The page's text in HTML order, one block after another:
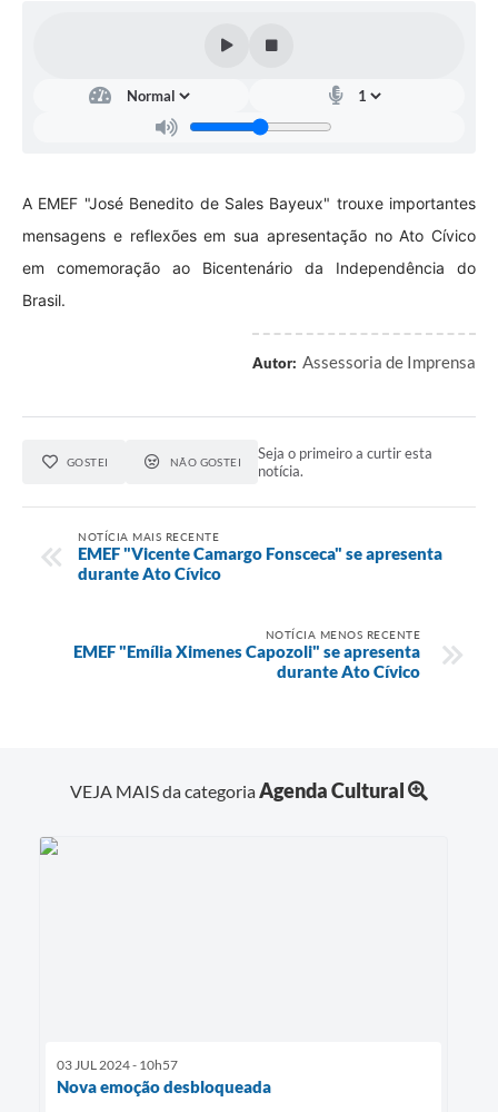
A EMEF "José Benedito de Sales Bayeux" trouxe importantes
mensagens e reflexões em sua apresentação no Ato Cívico
em comemoração ao Bicentenário da Independência do
Brasil.
Autor: Assessoria de Imprensa
GOSTEI NÃO GOSTEI
Seja o primeiro a curtir esta
notícia.
NOTÍCIA MAIS RECENTE
EMEF "Vicente Camargo Fonsceca" se apresenta
durante Ato Cívico
NOTÍCIA MENOS RECENTE
EMEF "Emília Ximenes Capozoli" se apresenta
durante Ato Cívico
VEJA MAIS da categoriaAgenda Cultural
03 JUL 2024 - 10h57
Nova emoção desbloqueada